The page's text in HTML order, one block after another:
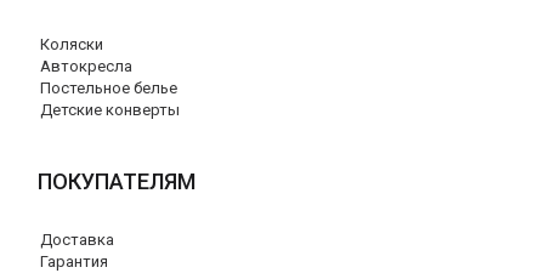
Коляски
Автокресла
Постельное белье
Детские конверты
ПОКУПАТЕЛЯМ
Доставка
Гарантия